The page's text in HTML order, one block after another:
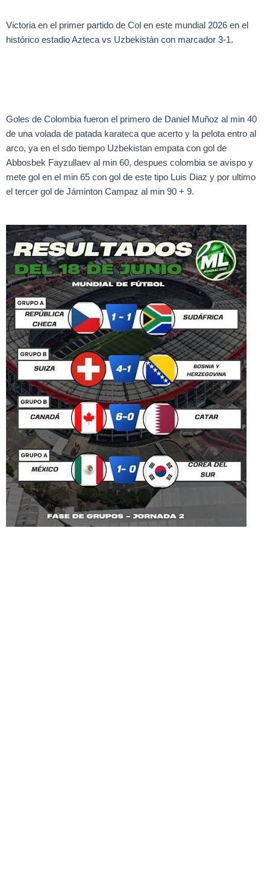
Victoria en el primer partido de Col en este mundial 2026 en el
histórico estadio Azteca vs Uzbekistán con marcador 3-1.
Goles de Colombia fueron el primero de Daniel Muñoz al min 40
de una volada de patada karateca que acerto y la pelota entro al
arco, ya en el sdo tiempo Uzbekistan empata con gol de
Abbosbek Fayzullaev al min 60, despues colombia se avispo y
mete gol en el min 65 con gol de este tipo Luis Diaz y por ultimo
el tercer gol de Jáminton Campaz al min 90 + 9.